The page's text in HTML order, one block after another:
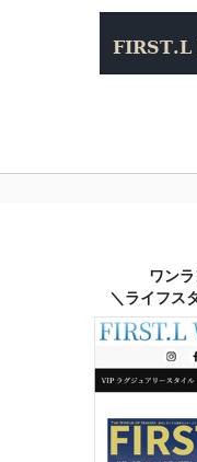
ワン
＼ライフス